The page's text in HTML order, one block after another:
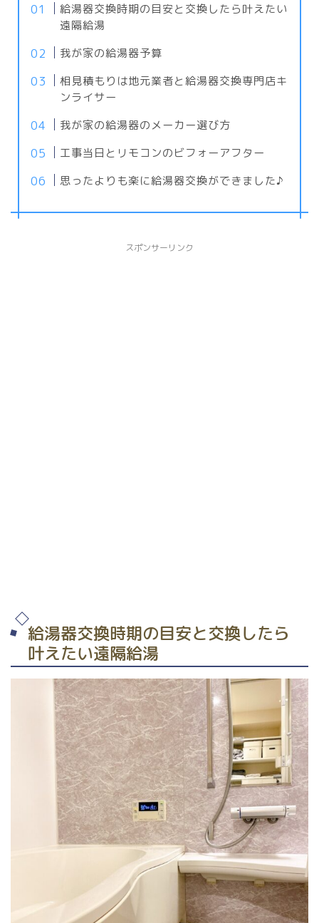
給湯器交換時期の目安と交換したら叶えたい
遠隔給湯
我が家の給湯器予算
相見積もりは地元業者と給湯器交換専門店キ
ンライサー
我が家の給湯器のメーカー選び方
工事当日とリモコンのビフォーアフター
思ったよりも楽に給湯器交換ができました♪
スポンサーリンク
給湯器交換時期の目安と交換したら
叶えたい遠隔給湯